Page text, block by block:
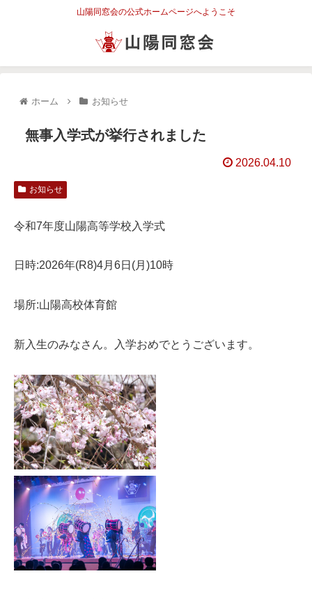
山陽同窓会の公式ホームページへようこそ
ホーム お知らせ
無事入学式が挙行されました
2026.04.10
お知らせ
令和7年度山陽高等学校入学式
日時:2026年(R8)4月6日(月)10時
場所:山陽高校体育館
新入生のみなさん。入学おめでとうございます。